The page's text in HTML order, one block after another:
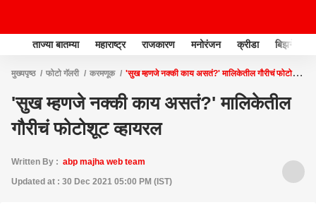
ताज्या बातम्या महाराष्ट्र राजकारण मनोरंजन क्रीडा बिझनेस
मुख्यपृष्ठ फोटो गॅलरी करमणूक
'सुख म्हणजे नक्की काय असतं?' मालिकेतील गौरीचं फोटोशूट
'सुख म्हणजे नक्की काय असतं?' मालिकेतील
गौरीचं फोटोशूट व्हायरल
Written By : abp majha web team
Updated at : 30 Dec 2021 05:00 PM (IST)